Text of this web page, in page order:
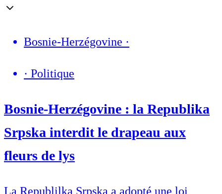
Bosnie-Herzégovine ·
· Politique
Bosnie-Herzégovine : la Republika
Srpska interdit le drapeau aux
fleurs de lys
La Republilka Srpska a adopté une loi